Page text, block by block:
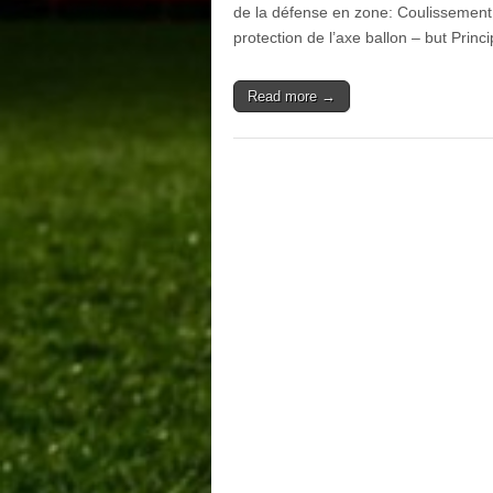
de la défense en zone:
protection de l’axe ballon – but
Read more →